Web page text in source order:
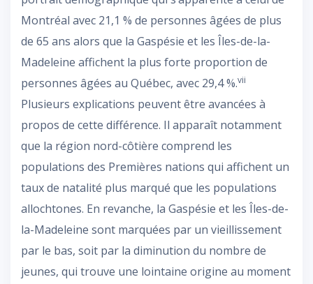
Montréal avec 21,1 % de personnes âgées de plus
de 65 ans alors que la Gaspésie et les Îles-de-la-
Madeleine affichent la plus forte proportion de
personnes âgées au Québec, avec 29,4 %.vii
Plusieurs explications peuvent être avancées à
propos de cette différence. Il apparaît notamment
que la région nord-côtière comprend les
populations des Premières nations qui affichent un
taux de natalité plus marqué que les populations
allochtones. En revanche, la Gaspésie et les Îles-de-
la-Madeleine sont marquées par un vieillissement
par le bas, soit par la diminution du nombre de
jeunes, qui trouve une lointaine origine au moment